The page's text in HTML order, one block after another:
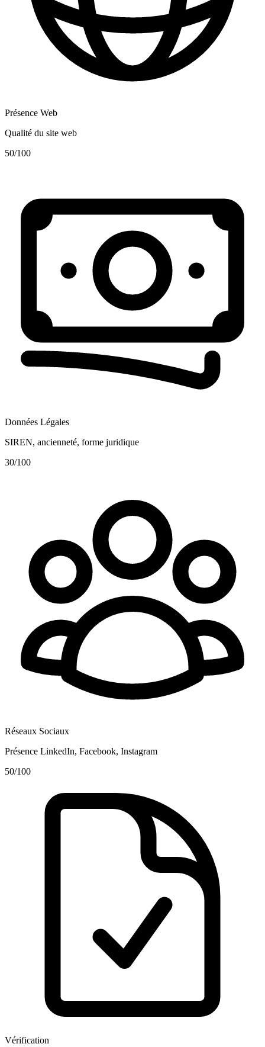
Présence Web
Qualité du site web
50/100
Données Légales
SIREN, ancienneté, forme juridique
30/100
Réseaux Sociaux
Présence LinkedIn, Facebook, Instagram
50/100
Vérification